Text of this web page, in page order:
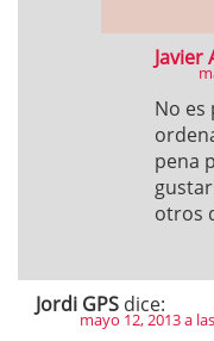
Javier
No es
pena
otros
Jordi GPS dice:
mayo 12, 2013 a